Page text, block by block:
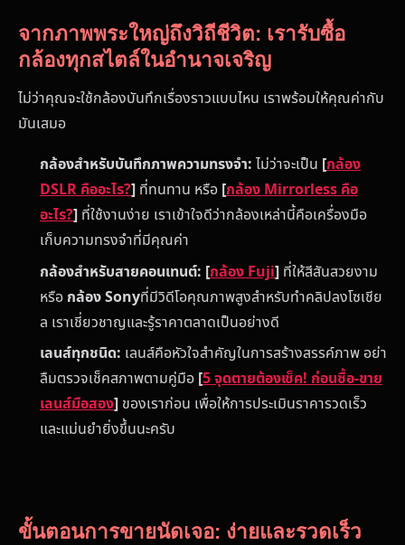
จากภาพพระใหญ่ถึงวิถีชีวิต: เรารับซื้อ
กล้องทุกสไตล์ในอำนาจเจริญ
ไม่ว่าคุณจะใช้กล้องบันทึกเรื่องราวแบบไหน เราพร้อมให้คุณค่ากับ
มันเสมอ
กล้องสำหรับบันทึกภาพความทรงจำ: ไม่ว่าจะเป็น [กล้อง
DSLR คืออะไร?] ที่ทนทาน หรือ [กล้อง Mirrorless คือ
อะไร?] ที่ใช้งานง่าย เราเข้าใจดีว่ากล้องเหล่านี้คือเครื่องมือ
เก็บความทรงจำที่มีคุณค่า
กล้องสำหรับสายคอนเทนต์: [กล้อง Fuji] ที่ให้สีสันสวยงาม
หรือ กล้อง Sonyที่มีวิดีโอคุณภาพสูงสำหรับทำคลิปลงโซเชีย
ล เราเชี่ยวชาญและรู้ราคาตลาดเป็นอย่างดี
เลนส์ทุกชนิด: เลนส์คือหัวใจสำคัญในการสร้างสรรค์ภาพ อย่า
ลืมตรวจเช็คสภาพตามคู่มือ [5 จุดตายต้องเช็ค! ก่อนซื้อ-ขาย
เลนส์มือสอง] ของเราก่อน เพื่อให้การประเมินราคารวดเร็ว
และแม่นยำยิ่งขึ้นนะครับ
ขั้นตอนการขายนัดเจอ: ง่ายและรวดเร็ว